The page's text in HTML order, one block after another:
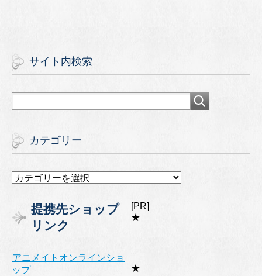
サイト内検索
カテゴリー
カ
リ
ー
提携先ショップ
リンク
[PR]
★
アニメイトオンラインショ
ップ
★